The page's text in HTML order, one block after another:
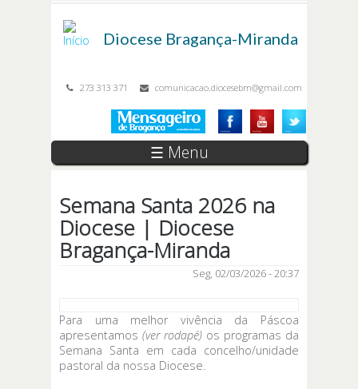
Diocese Bragança-Miranda
273 313 371 comunicacao.diocesebm@gmail.com
☰ Menu
Semana Santa 2026 na
Diocese | Diocese
Bragança-Miranda
Seg, 02/03/2026 - 20:37
Para uma melhor vivência da Páscoa
apresentamos (ver rodapé) os programas da
Semana Santa em cada concelho/unidade
pastoral da nossa Diocese.